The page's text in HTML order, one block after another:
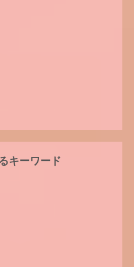
キーワード